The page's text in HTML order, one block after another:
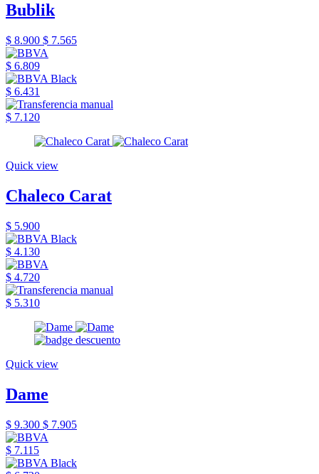
Bublik
$ 8.900 $ 7.565
$ 6.809
$ 6.431
$ 7.120
Quick view
Chaleco Carat
$ 5.900
$ 4.130
$ 4.720
$ 5.310
Quick view
Dame
$ 9.300 $ 7.905
$ 7.115